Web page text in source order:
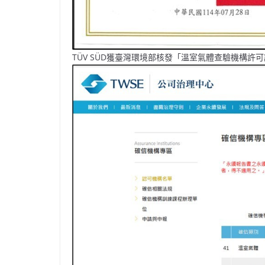
TÜV SÜD獲臺灣環境部核發「溫室氣體查驗機構許